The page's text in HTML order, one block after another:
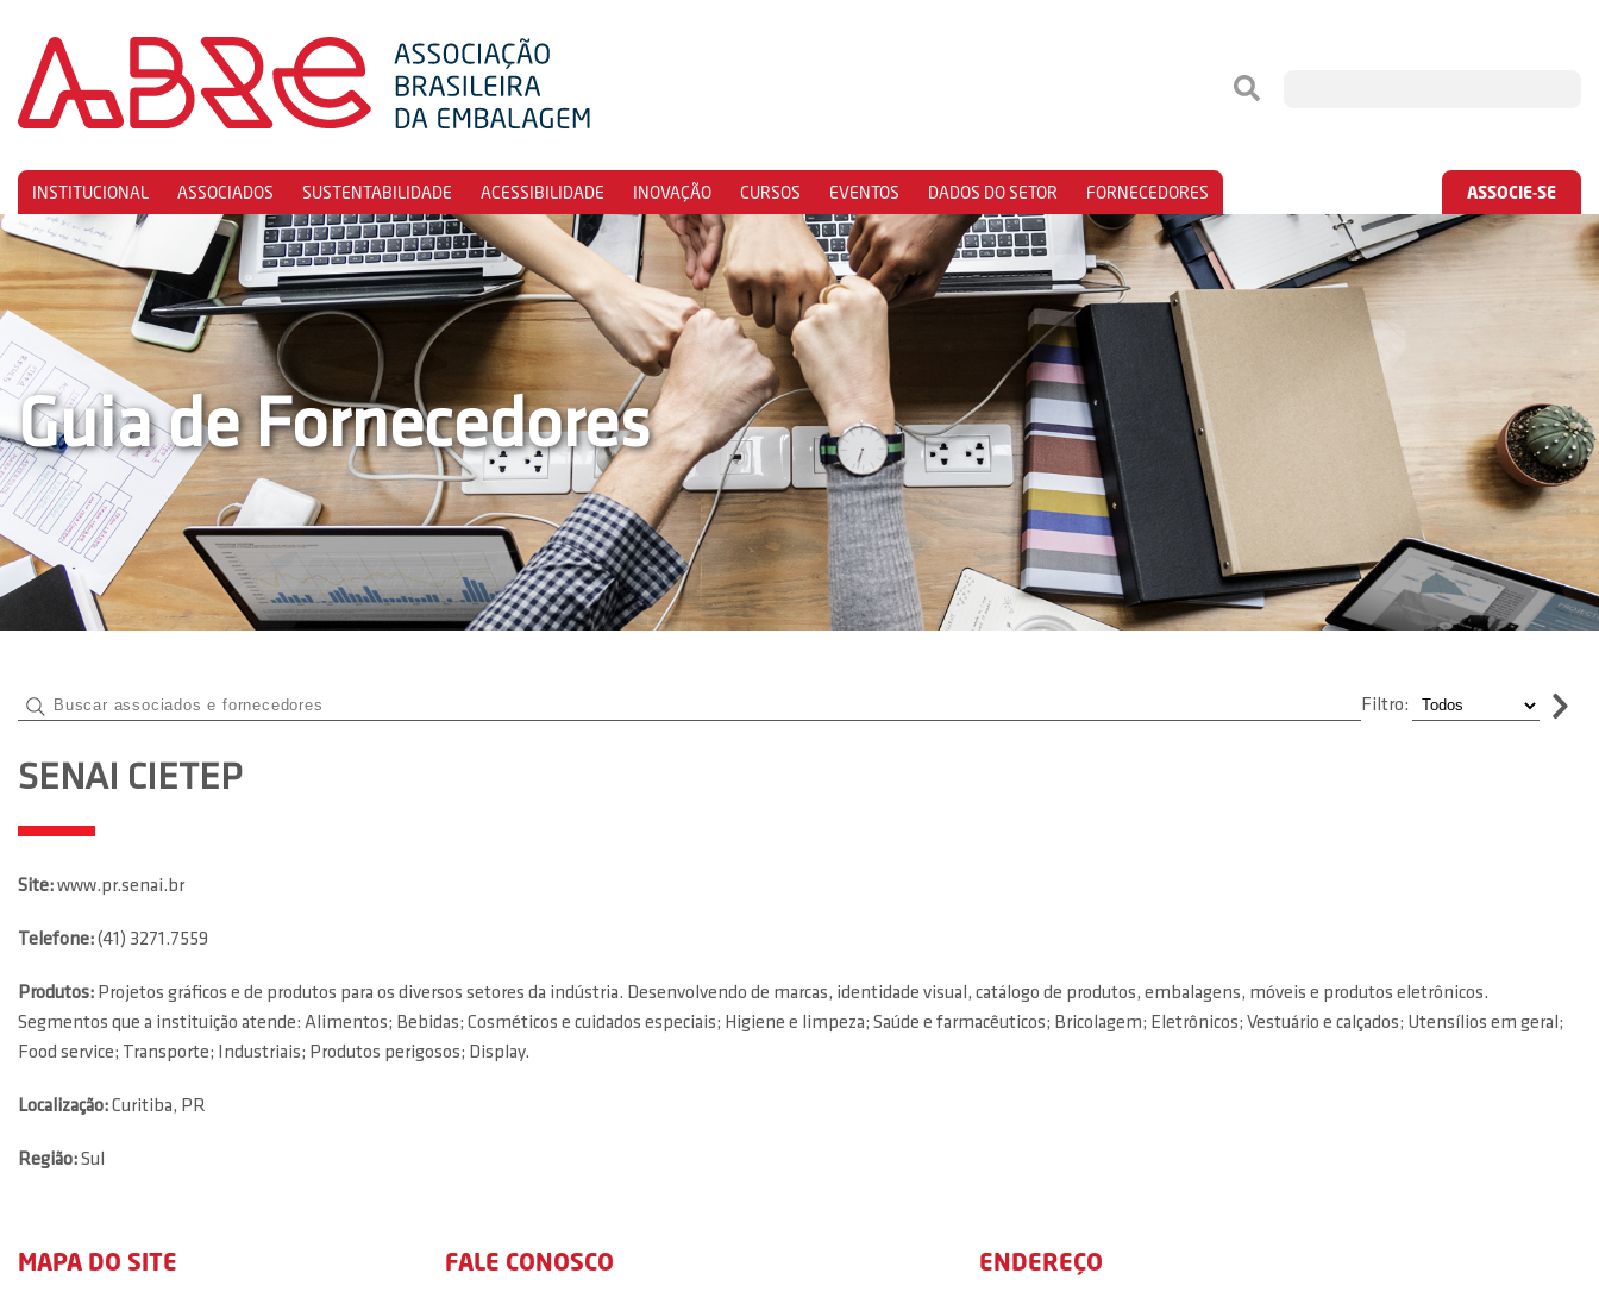
INSTITUCIONAL ASSOCIADOS SUSTENTABILIDADE ACESSIBILIDADE INOVAÇÃO CURSOS EVENTOS DADOS DO SETOR FORNECEDORES ASSOCIE-SE
Guia de Fornecedores
Filtro:
SENAI CIETEP
Site:www.pr.senai.br
Telefone:(41) 3271.7559
Produtos: Projetos gráficos e de produtos para os diversos setores da indústria. Desenvolvendo de marcas, identidade visual, catálogo de produtos, embalagens, móveis e produtos eletrônicos.
Segmentos que a instituição atende: Alimentos; Bebidas; Cosméticos e cuidados especiais; Higiene e limpeza; Saúde e farmacêuticos; Bricolagem; Eletrônicos; Vestuário e calçados; Utensílios em geral;
Food service; Transporte; Industriais; Produtos perigosos; Display.
Localização:Curitiba, PR
Região:Sul
MAPA DO SITE FALE CONOSCO ENDEREÇO